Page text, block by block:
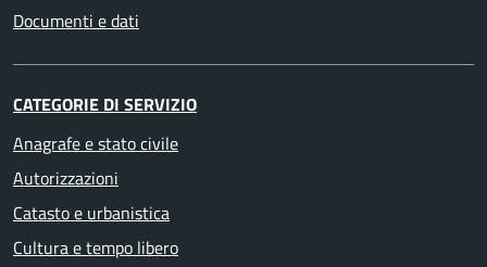
Documenti e dati
CATEGORIE DI SERVIZIO
Anagrafe e stato civile
Autorizzazioni
Catasto e urbanistica
Cultura e tempo libero